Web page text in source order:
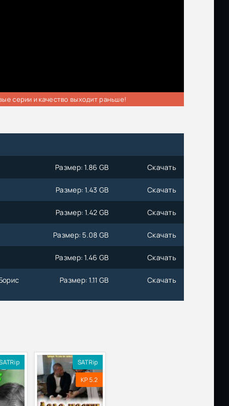
серии и качество выходит раньше!
Размер: 1.86 GB Скачать
Размер: 1.43 GB Скачать
Размер: 1.42 GB Скачать
Размер: 5.08 GB Скачать
Размер: 1.46 GB Скачать
Размер: 1.11 GB Скачать
SATRip
KP 5.2